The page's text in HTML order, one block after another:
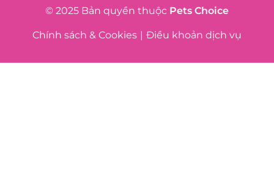
© 2025 Bản quyền thuộc Pets Choice
Chính sách & Cookies | Điều khoản dịch vụ